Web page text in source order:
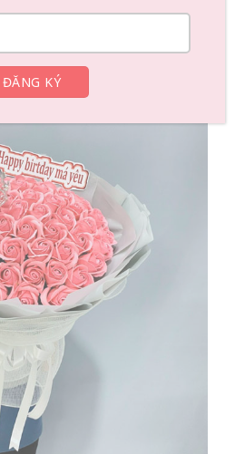
cảm xúc chân thành của
lẽ đơn giản và chân thành để
và chúc mẹ sinh nhật vui vẻ, sức
năm tới.